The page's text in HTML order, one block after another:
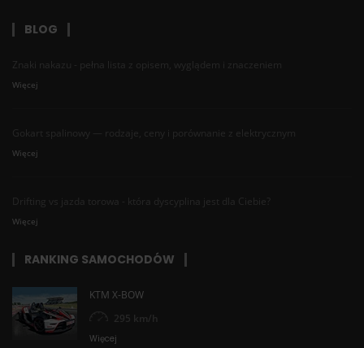
BLOG
Znaki nakazu - pełna lista z opisem, wyglądem i znaczeniem
Więcej
Gokart spalinowy — rodzaje, ceny i porównanie z elektrycznym
Więcej
Drifting vs jazda torowa - która dyscyplina jest dla Ciebie?
Więcej
RANKING SAMOCHODÓW
KTM X-BOW
295 km/h
Więcej